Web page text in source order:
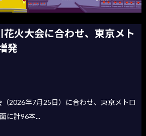
花火大会に合わせ、東京メト
発
2026年7月25日）に合わせ、東京メトロ
に計96本...